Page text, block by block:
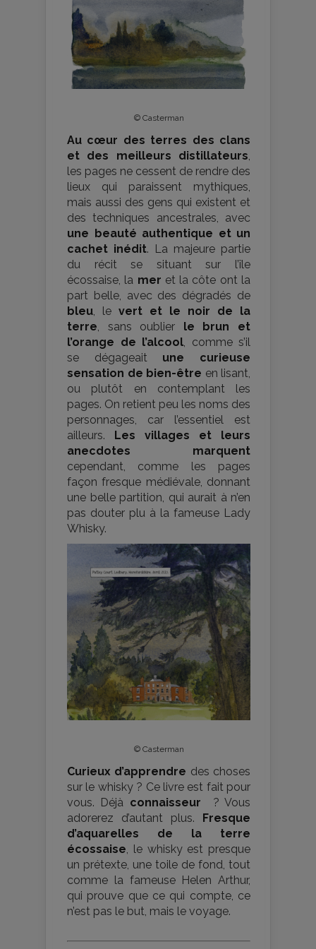
© Casterman
Au cœur des terres des clans
et des meilleurs distillateurs
les pages ne cessent de rendre des
lieux qui paraissent mythiques,
mais aussi des gens qui existent et
des techniques ancestrales, avec
une beauté authentique et un
cachet inédit. La majeure partie
du récit se situant sur l’île
écossaise, la mer et la côte ont la
part belle, avec des dégradés de
bleu , le vert et le noir de la
terre , sans oublier le brun et
l’orange de l’alcool , comme s’il
se dégageait une curieuse
sensation de bien-être en lisant,
ou plutôt en contemplant les
pages. On retient peu les noms des
personnages, car l’essentiel est
ailleurs. Les villages et leurs
anecdotes marquent
cependant, comme les pages
façon fresque médiévale, donnant
une belle partition, qui aurait à n’en
pas douter plu à la fameuse Lady
Whisky.
© Casterman
Curieux d’apprendre des choses
sur le whisky ? Ce livre est fait pour
vous. Déjà connaisseur
? Vous
adorerez d’autant plus.
Fresque
d’aquarelles de la terre
écossaise, le whisky est presque
un prétexte, une toile de fond, tout
comme la fameuse Helen Arthur,
qui prouve que ce qui compte, ce
n’est pas le but, mais le voyage.